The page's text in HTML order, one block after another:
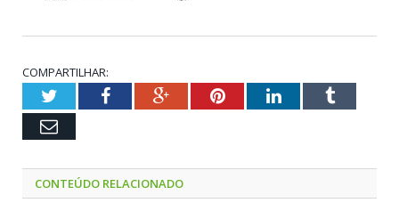
COMPARTILHAR:
TwitterFacebookGoogle+PinterestLinkedInTumblr
Email
CONTEÚDO RELACIONADO